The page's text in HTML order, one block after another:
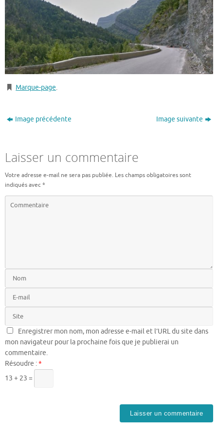
Marque-page.
Image précédente Image suivante
Laisser un commentaire
Votre adresse e-mail ne sera pas publiée. Les champs obligatoires sont
indiqués avec*
Enregistrer mon nom, mon adresse e-mail et l’URL du site dans
mon navigateur pour la prochaine fois que je publierai un
commentaire.
Résoudre :*
13 + 23 =